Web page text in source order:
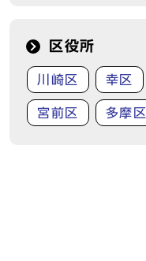
区役所
川崎区 幸区
宮前区 多摩区